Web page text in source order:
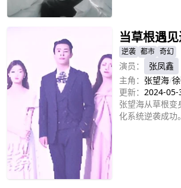
当草根遇
逆袭 都市 奇幻
演员：
张凤鑫
主角： 张望海/
更新： 2024-05-
张望海从草根变
化系统逆袭成功。